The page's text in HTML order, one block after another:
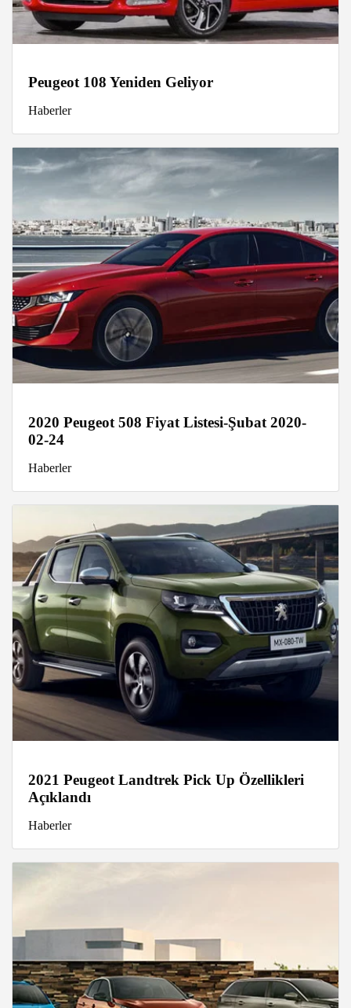
Peugeot 108 Yeniden Geliyor
Haberler
2020 Peugeot 508 Fiyat Listesi-Şubat 2020-
02-24
Haberler
2021 Peugeot Landtrek Pick Up Özellikleri
Açıklandı
Haberler